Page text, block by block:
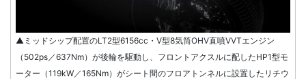
▲ミッドシップ配置のLT2型6156cc・V型8気筒OHV直噴VVTエンジン
（502ps／637Nm）が後輪を駆動し、フロントアクスルに配したHP1型モ
ーター（119kW／165Nm）がシート間のフロアトンネルに設置したリチウ